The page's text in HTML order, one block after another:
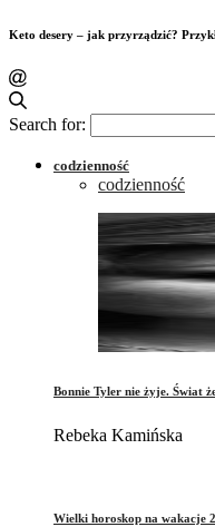
Keto desery – jak przyrządzić?
Search for:
codzienność
codzienność
Bonnie Tyler nie żyje. Świat
Rebeka Kamińska
Wielki horoskop na wakacje